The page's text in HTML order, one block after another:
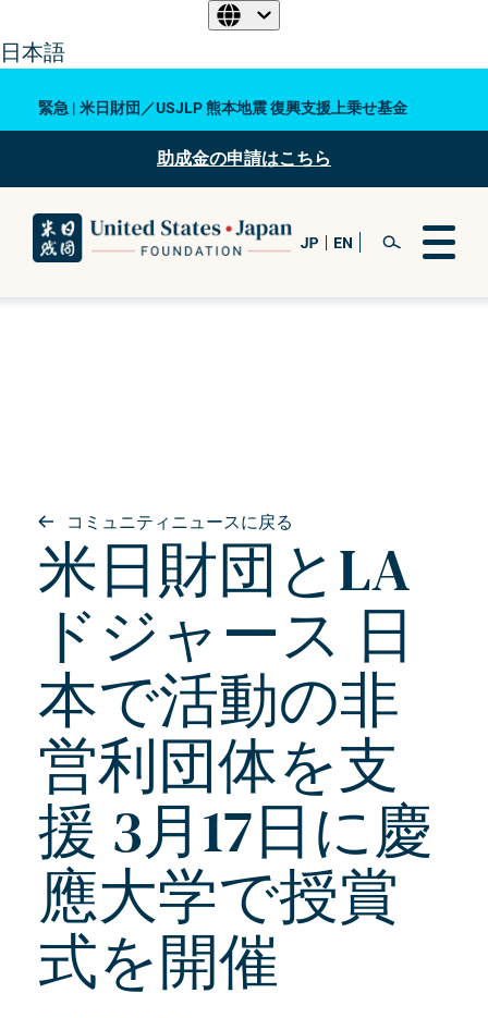
日本語
緊急 | 米日財団／USJLP 熊本地震 復興支援上乗せ基金
助成金の申請はこちら
コミュニティニュースに戻る
米日財団とLA
ドジャース 日
本で活動の非
営利団体を支
援 3月17日に慶
應大学で授賞
式を開催